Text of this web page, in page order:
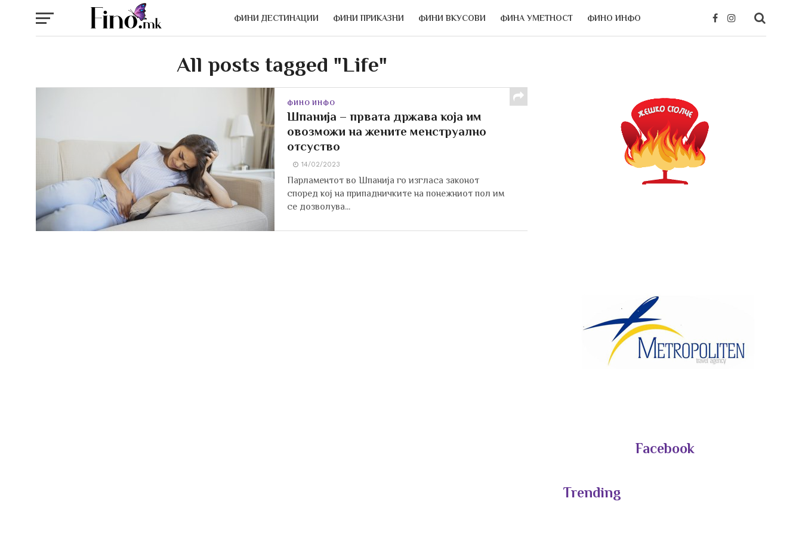
ФИНИ ДЕСТИНАЦИИ ФИНИ ПРИКАЗНИ ФИНИ ВКУСОВИ ФИНА УМЕТНОСТ ФИНО ИНФО
All posts tagged "Life"
ФИНО ИНФО
Шпанија – првата држава која им
овозможи на жените менструално
отсуство
14/02/2023
Парламентот во Шпанија го изгласа законот
според кој на припадничките на понежниот пол им
се дозволува...
Facebook
Trending